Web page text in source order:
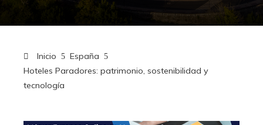
Inicio
España
Hoteles Paradores: patrimonio, sostenibilidad y
tecnología